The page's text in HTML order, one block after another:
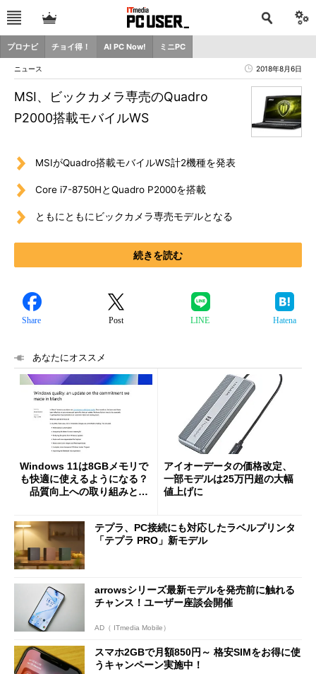
プロナビ チョイ得！ AI PC Now! ミニPC
ニュース 2018年8月6日
MSI、ビックカメラ専売のQuadro
P2000搭載モバイルWS
MSIがQuadro搭載モバイルWS計2機種を発表
Core i7-8750HとQuadro P2000を搭載
ともにともにビックカメラ専売モデルとなる
続きを読む
Share Post LINE Hatena
あなたにオススメ
Windows 11は8GBメモリで
も快適に使えるようになる？
品質向上への取り組みと
アイオーデータの価格改定、
一部モデルは25万円超の大幅
値上げに
テプラ、PC接続にも対応したラベルプリンタ
「テプラ PRO」新モデル
arrowsシリーズ最新モデルを発売前に触れる
チャンス！ユーザー座談会開催
AD（ ITmedia Mobile）
スマホ2GBで月額850円～ 格安SIMをお得に使
うキャンペーン実施中！